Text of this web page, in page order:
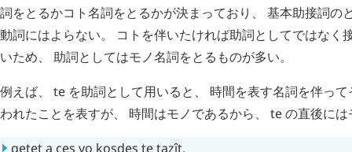
詞をとるかコト名詞をとるかが決まっており、 基本助接詞の
動詞にはよらない。 コトを伴いたければ助詞としてではなく
いため、 助詞としてはモノ名詞をとるものが多い。
例えば、 te を助詞として用いると、 時間を表す名詞を伴っ
われたことを表すが、 時間はモノであるから、 teの直後に
qeteta ces vo kosdes tetazît.